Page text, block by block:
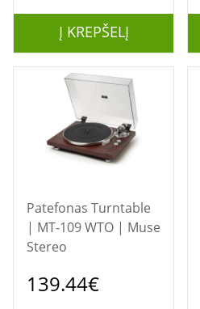
Į KREPŠELĮ
Patefonas Turntable
| MT-109 WTO | Muse
Stereo
139.44€